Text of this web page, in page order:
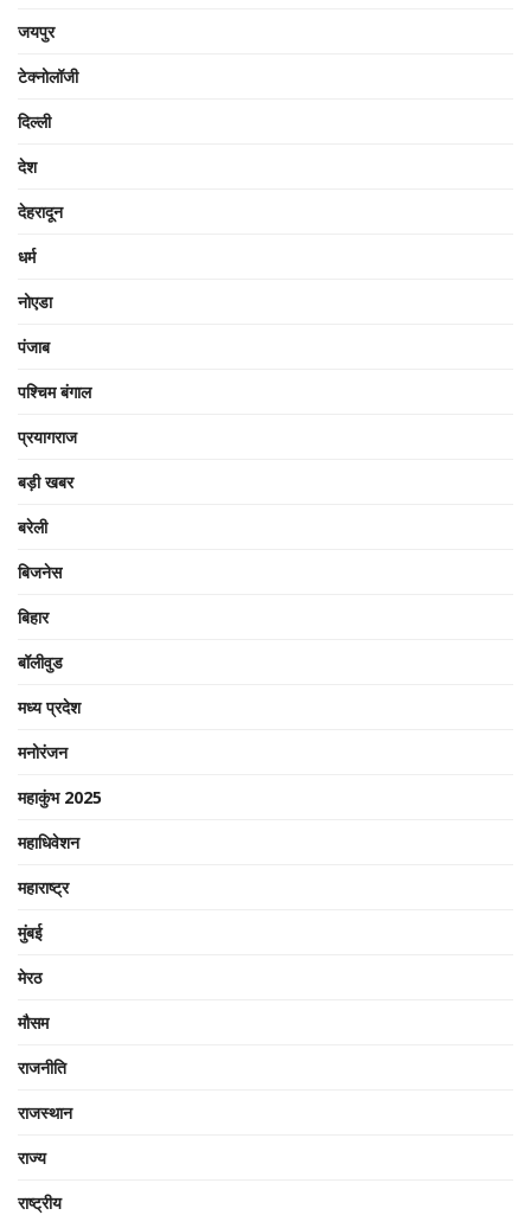
जयपुर
टेक्नोलॉजी
दिल्ली
देश
देहरादून
धर्म
नोएडा
पंजाब
पश्चिम बंगाल
प्रयागराज
बड़ी खबर
बरेली
बिजनेस
बिहार
बॉलीवुड
मध्य प्रदेश
मनोरंजन
महाकुंभ 2025
महाधिवेशन
महाराष्ट्र
मुंबई
मेरठ
मौसम
राजनीति
राजस्थान
राज्य
राष्ट्रीय